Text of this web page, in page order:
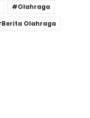
Olahraga
Berita Olahraga